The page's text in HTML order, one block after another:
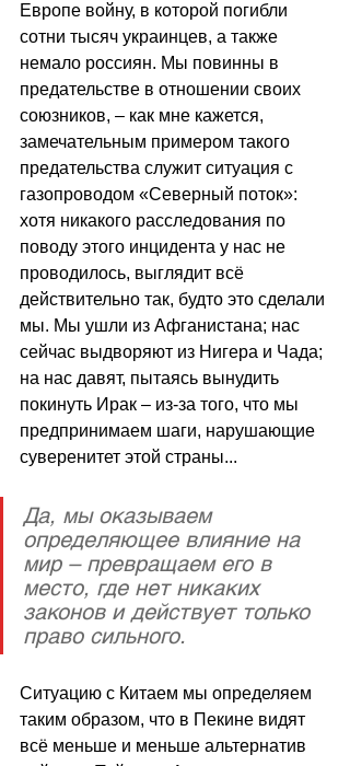
Европе войну, в которой погибли
сотни тысяч украинцев, а также
немало россиян. Мы повинны в
предательстве в отношении своих
союзников, – как мне кажется,
замечательным примером такого
предательства служит ситуация с
газопроводом «Северный поток»:
хотя никакого расследования по
поводу этого инцидента у нас не
проводилось, выглядит всё
действительно так, будто это сделали
мы. Мы ушли из Афганистана; нас
сейчас выдворяют из Нигера и Чада;
на нас давят, пытаясь вынудить
покинуть Ирак – из-за того, что мы
предпринимаем шаги, нарушающие
суверенитет этой страны...
Да, мы оказываем
определяющее влияние на
мир – превращаем его в
место, где нет никаких
законов и действует только
право сильного.
Ситуацию с Китаем мы определяем
таким образом, что в Пекине видят
всё меньше и меньше альтернатив